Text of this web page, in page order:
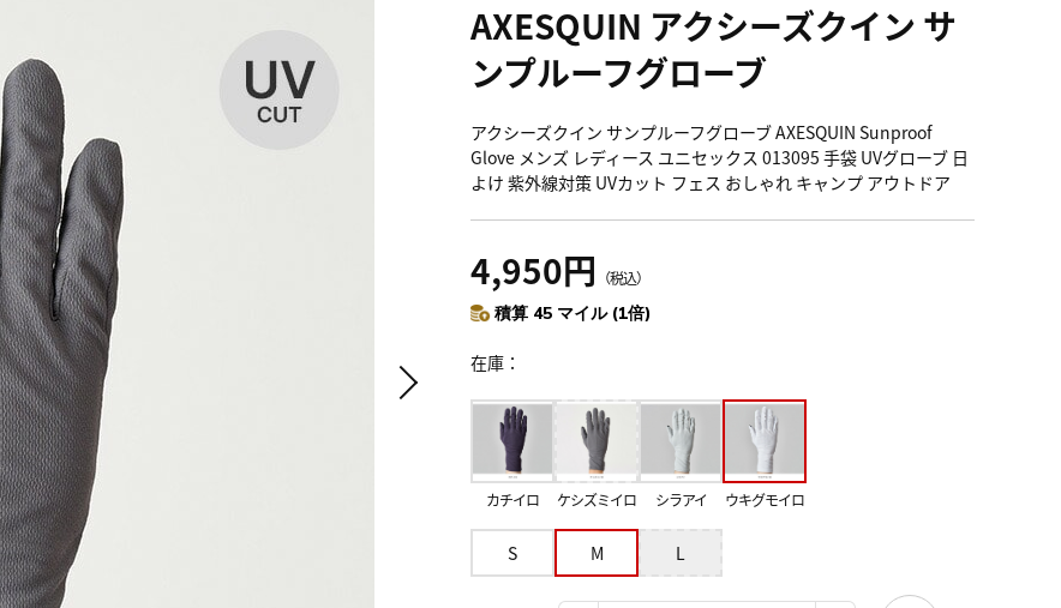
AXESQUIN アクシーズクイン サ
ンプルーフグローブ
アクシーズクイン サンプルーフグローブ AXESQUIN Sunproof
Glove メンズ レディース ユニセックス 013095 手袋 UVグローブ 日
よけ 紫外線対策 UVカット フェス おしゃれ キャンプ アウトドア
4,950円 （税込）
積算 45 マイル (1倍)
在庫
カチイロ ケシズミイロ シラアイ ウキグモイロ
S M L